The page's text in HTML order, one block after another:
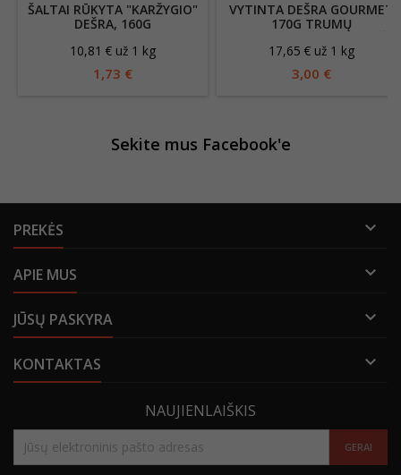
ŠALTAI RŪKYTA "KARŽYGIO"
DEŠRA, 160G
10,81 € už 1 kg
1,73 €
VYTINTA DEŠRA GOURMET
170G TRUMŲ
17,65 € už 1 kg
3,00 €
Sekite mus Facebook'e
PREKĖS 
APIE MUS 
JŪSŲ PASKYRA 
KONTAKTAS 
NAUJIENLAIŠKIS